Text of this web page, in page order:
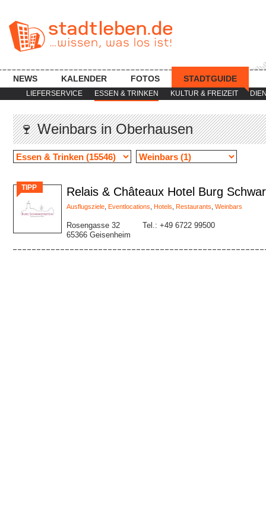
LIEFERSERVICE ESSEN & TRINKEN KULTUR & FREIZEIT
NEWS KALENDER FOTOS STADTGUIDE
🍷 Weinbars in Oberhausen
TIPP Relais & Châteaux Hotel Burg
Ausflugsziele Eventlocations Hotels Restaurants Weinbars
Rosengasse 32
65366 Geisenheim
Tel.: +49 6722 99500